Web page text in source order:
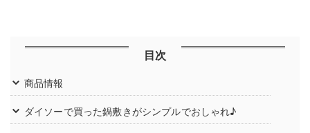
目次
商品情報
ダイソーで買った鍋敷きがシンプルでおしゃれ♪